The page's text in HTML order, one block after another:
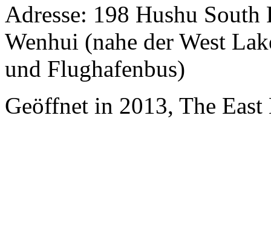
Adresse: 198 Hushu
Wenhui (nahe der West
und Flughafenbus)
Geöffnet in 2013, The